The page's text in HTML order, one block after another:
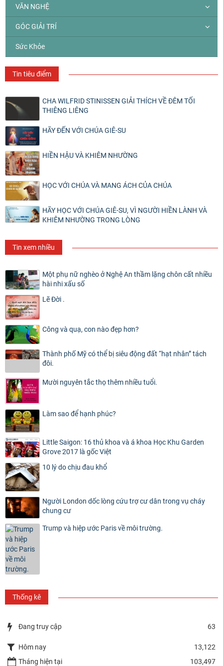
VĂN NGHỆ
GÓC GIẢI TRÍ
Sức Khỏe
Tin tiêu điểm
CHA WILFRID STINISSEN GIẢI THÍCH VỀ ĐÊM TỐI
THIÊNG LIÊNG
HÃY ĐẾN VỚI CHÚA GIÊ-SU
HIỀN HẬU VÀ KHIÊM NHƯỜNG
HỌC VỚI CHÚA VÀ MANG ÁCH CỦA CHÚA
HÃY HỌC VỚI CHÚA GIÊ-SU, VÌ NGƯỜI HIỀN LÀNH VÀ
KHIÊM NHƯỜNG TRONG LÒNG
Tin xem nhiều
Một phụ nữ nghèo ở Nghệ An thầm lặng chôn cất nhiều
hài nhi xấu số
Lẽ Đời .
Công và quạ, con nào đẹp hơn?
Thành phố Mỹ có thể bị siêu động đất “hạt nhân” tách
đôi.
Mười nguyên tắc thọ thêm nhiều tuổi.
Làm sao để hạnh phúc?
Little Saigon: 16 thủ khoa và á khoa Học Khu Garden
Grove 2017 là gốc Việt
10 lý do chịu đau khổ
Người London dốc lòng cứu trợ cư dân trong vụ cháy
chung cư
Trump và hiệp ước Paris về môi trường.
Thống kê
Đang truy cập 63
Hôm nay
13,122
Tháng hiện tại
103,497